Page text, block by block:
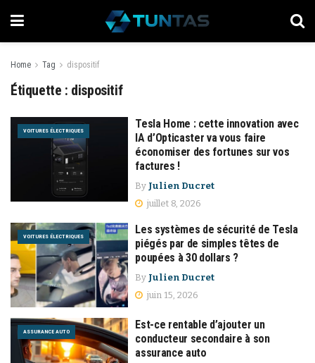
Home Tag dispositif
Étiquette : dispositif
VOITURES ÉLECTRIQUES
Tesla Home : cette innovation avec
IA d’Opticaster va vous faire
économiser des fortunes sur vos
factures !
By Julien Ducret
juillet 8, 2026
VOITURES ÉLECTRIQUES
Les systèmes de sécurité de Tesla
piégés par de simples têtes de
poupées à 30 dollars ?
By Julien Ducret
juin 15, 2026
ASSURANCE AUTO
Est-ce rentable d’ajouter un
conducteur secondaire à son
assurance auto